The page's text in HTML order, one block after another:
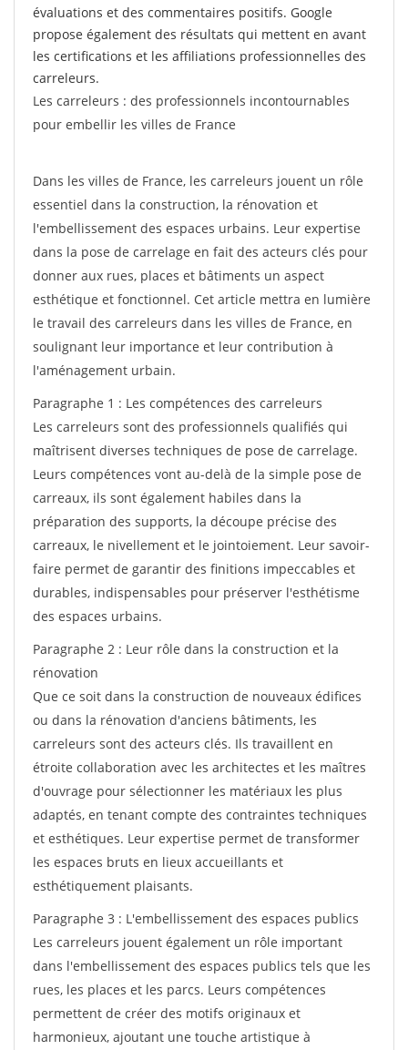
évaluations et des commentaires positifs. Google
propose également des résultats qui mettent en avant
les certifications et les affiliations professionnelles des
carreleurs.
Les carreleurs : des professionnels incontournables
pour embellir les villes de France
Dans les villes de France, les carreleurs jouent un rôle
essentiel dans la construction, la rénovation et
l'embellissement des espaces urbains. Leur expertise
dans la pose de carrelage en fait des acteurs clés pour
donner aux rues, places et bâtiments un aspect
esthétique et fonctionnel. Cet article mettra en lumière
le travail des carreleurs dans les villes de France, en
soulignant leur importance et leur contribution à
l'aménagement urbain.
Paragraphe 1 : Les compétences des carreleurs
Les carreleurs sont des professionnels qualifiés qui
maîtrisent diverses techniques de pose de carrelage.
Leurs compétences vont au-delà de la simple pose de
carreaux, ils sont également habiles dans la
préparation des supports, la découpe précise des
carreaux, le nivellement et le jointoiement. Leur savoir-
faire permet de garantir des finitions impeccables et
durables, indispensables pour préserver l'esthétisme
des espaces urbains.
Paragraphe 2 : Leur rôle dans la construction et la
rénovation
Que ce soit dans la construction de nouveaux édifices
ou dans la rénovation d'anciens bâtiments, les
carreleurs sont des acteurs clés. Ils travaillent en
étroite collaboration avec les architectes et les maîtres
d'ouvrage pour sélectionner les matériaux les plus
adaptés, en tenant compte des contraintes techniques
et esthétiques. Leur expertise permet de transformer
les espaces bruts en lieux accueillants et
esthétiquement plaisants.
Paragraphe 3 : L'embellissement des espaces publics
Les carreleurs jouent également un rôle important
dans l'embellissement des espaces publics tels que les
rues, les places et les parcs. Leurs compétences
permettent de créer des motifs originaux et
harmonieux, ajoutant une touche artistique à